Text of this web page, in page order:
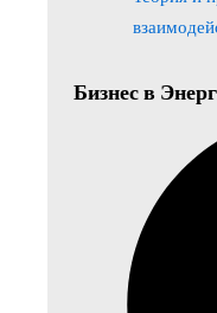
Бизнес в